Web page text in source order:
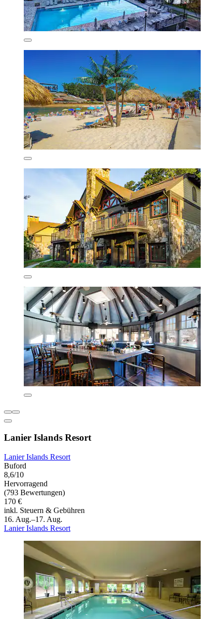
Lanier Islands Resort
Lanier Islands Resort
Buford
8,6/10
Hervorragend
(793 Bewertungen)
170 €
inkl. Steuern & Gebühren
16. Aug.–17. Aug.
Lanier Islands Resort